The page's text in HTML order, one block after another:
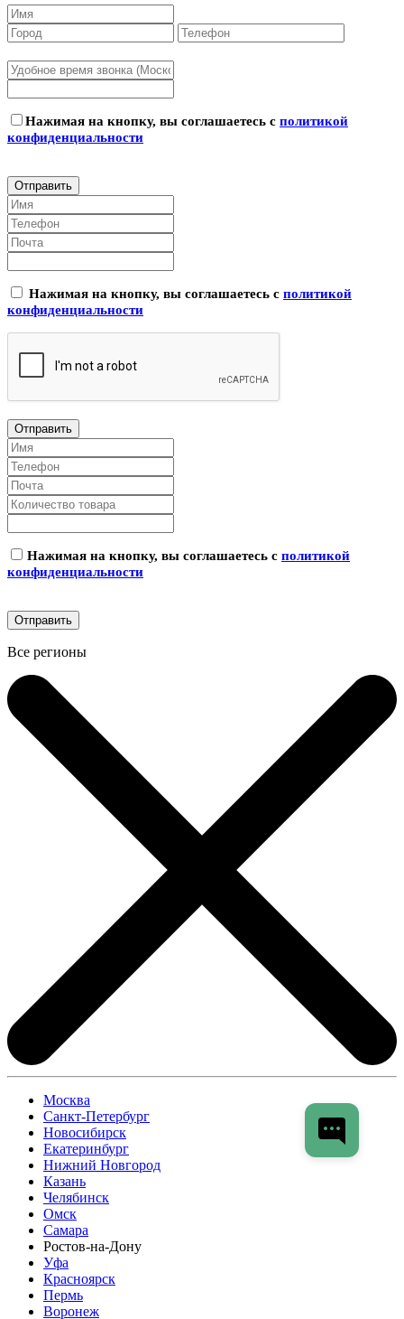
Нажимая на кнопку, вы соглашаетесь с политикой
конфиденциальности
Нажимая на кнопку, вы соглашаетесь с политикой
конфиденциальности
Нажимая на кнопку, вы соглашаетесь с политикой
конфиденциальности
Все регионы
Москва
Санкт-Петербург
Новосибирск
Екатеринбург
Нижний Новгород
Казань
Челябинск
Омск
Самара
Ростов-на-Дону
Уфа
Красноярск
Пермь
Воронеж